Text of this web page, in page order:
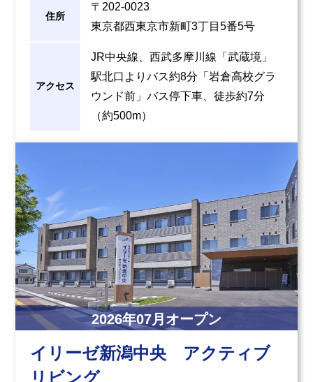
住所
〒202-0023
東京都西東京市新町3丁目5番5号
アクセス
JR中央線、西武多摩川線「武蔵境」
駅北口よりバス約8分「岩倉高校グラ
ウンド前」バス停下車、徒歩約7分
（約500m）
2026年07月オープン
イリーゼ新潟中央 アクティブ
リビング